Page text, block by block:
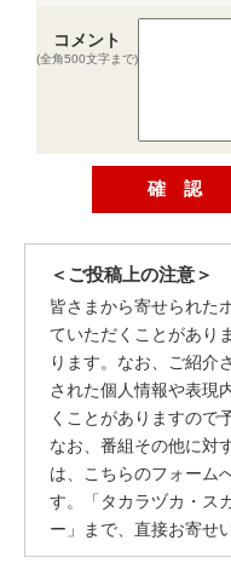
コメント
(全角500文字まで)
＜ご投稿上の注意＞
皆さまから寄せられた
ていただくことがあり
ります。なお、ご紹介
された個人情報や表現
くことがありますので
なお、番組その他に対
は、こちらのフォーム
す。「タカラヅカ・ス
ー」まで、直接お寄せ